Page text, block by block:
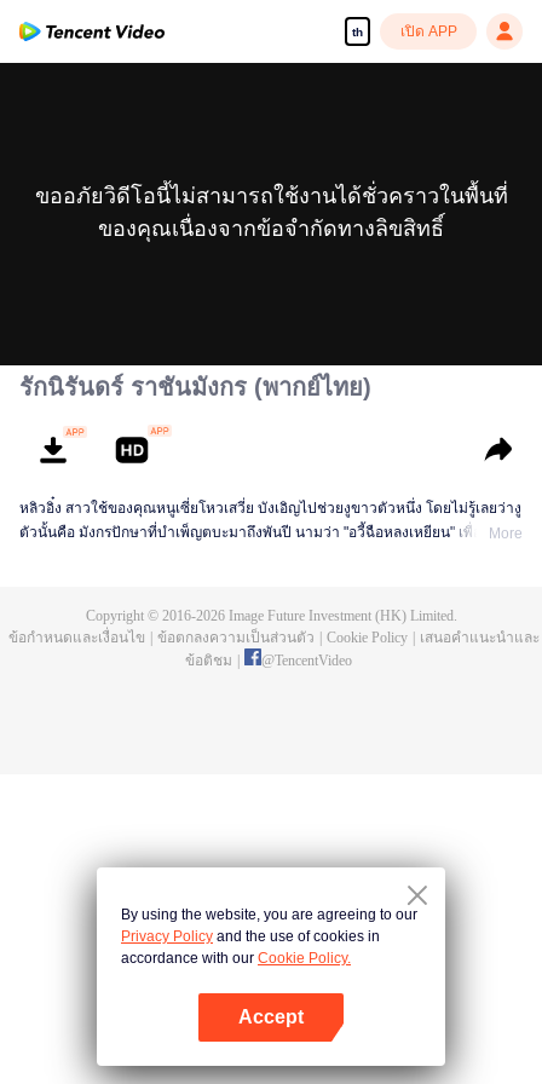
th เปิด APP
ขออภัยวิดีโอนี้ไม่สามารถใช้งานได้ชั่วคราวในพื้นที่
ของคุณเนื่องจากข้อจำกัดทางลิขสิทธิ์
รักนิรันดร์ ราชันมังกร (พากย์ไทย)
หลิวอิ๋ง สาวใช้ของคุณหนูเซี่ยโหวเสวี่ย บังเอิญไปช่วยงูขาวตัวหนึ่ง โดยไม่รู้เลยว่างู
ตัวนั้นคือ มังกรปักษาที่บำเพ็ญตบะมาถึงพันปี นามว่า "อวี้ฉือหลงเหยียน" เพื่อ
หลิวอิ๋งในร่าง"กู้ชิงเยียน" ได้รับรู้การมีอยู่ของอวี้ฉือหลงเหยียน ชาติที่เหมือนความ
ทุกข์โศกทั้งปวงจะสิ้นสุด....แต่แล้วอวี้ฉือหลงเหยียนต้องเผชิญหน้ากับโทษทัณฑ์จาก
More
Copyright © 2016-2026Image Future Investment (HK) Limited.
ข้อกำหนดและเงื่อนไข
ข้อตกลงความเป็นส่วนตัว Cookie Policy
เสนอคำแนะนำและ
ข้อติชม
@TencentVideo
By using the website, you are agreeing to our
Privacy Policy and the use of cookies in
accordance with our Cookie Policy.
Accept